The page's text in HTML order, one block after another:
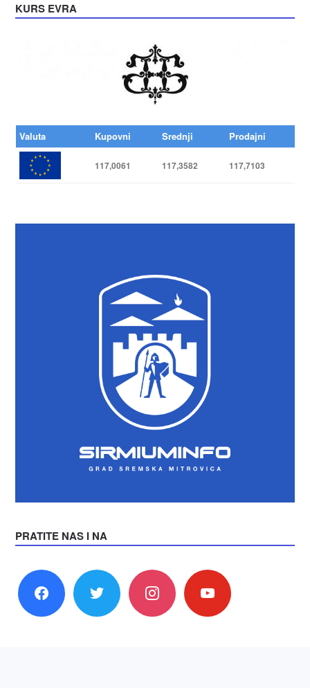
KURS EVRA
Valuta Kupovni Srednji Prodajni
117,0061 117,3582 117,7103
PRATITE NAS I NA
facebook twitter instagram youtube